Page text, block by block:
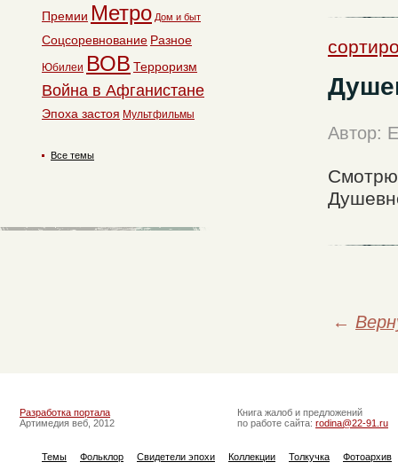
Автор:
←
Премии Метро Дом и быт
Соцсоревнование Разное
Юбилеи ВОВ Терроризм
Война в Афганистане
Эпоха застоя Мультфильмы
Все темы
Разработка портала
Артимедия веб, 2012
Книга жалоб и предложений
по работе сайта: rodina@22-91.ru
Темы Фольклор Свидетели эпохи Коллекции Толкучка Фотоархив